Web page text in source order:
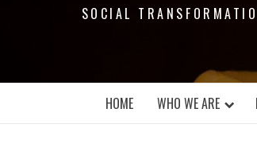
SOCIAL
HOME WHO WE ARE